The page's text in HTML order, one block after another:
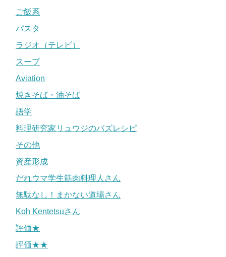
ご飯系
パスタ
ラジオ（テレビ）
スープ
Aviation
焼きそば・油そば
語学
料理研究家リュウジのバズレシピ
その他
資産形成
だれウマ学生筋肉料理人さん
無駄なし！まかない道場さん
Koh Kentetsuさん
評価★
評価★★